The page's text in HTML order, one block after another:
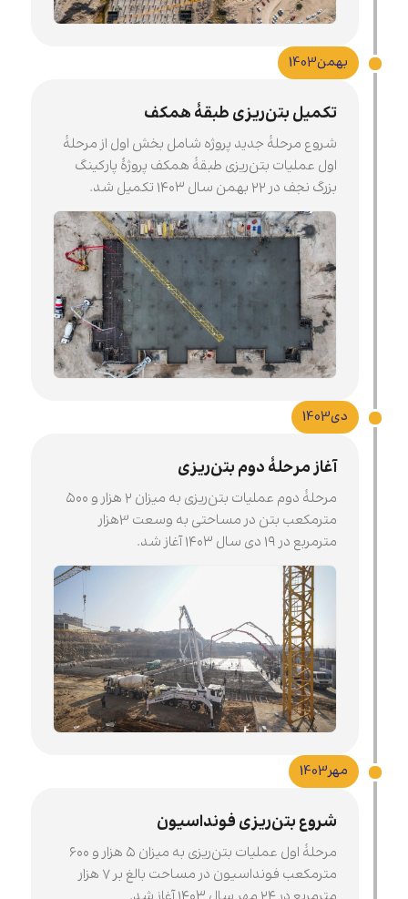
مهر1403
شروع بتن‌ریزی فونداسیون
مرحلۀ اول عملیات بتن‌ریزی به میزان ۵ هزار و ۶۰۰
مترمکعب فونداسیون در مساحت بالغ بر ۷ هزار
دی1403
آغاز مرحلۀ دوم بتن‌ریزی
مرحلۀ دوم عملیات بتن‌ریزی به میزان ۲ هزار و ۵۰۰
مترمکعب بتن در مساحتی به وسعت 3هزار
مترمربع در ۱۹ دی سال ۱۴۰۳ آغاز شد.
بهمن1403
تکمیل بتن‌ریزی طبقۀ همکف
شروع مرحلۀ جدید پروژه شامل بخش اول از مرحلۀ
اول عملیات بتن‌ریزی طبقۀ همکف پروژۀ پارکینگ
بزرگ نجف در ۲۲ بهمن سال ۱۴۰۳ تکمیل شد.